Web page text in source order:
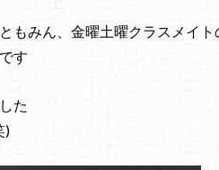
もみん、金曜土曜クラスメイ
す
た
)